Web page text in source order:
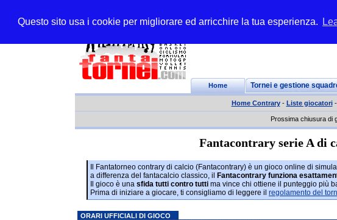
Questo sito usa i cookie per migliorare ed arricchire la tua esperienza.
Home Tornei e gestione
Home Contrary- Liste giocatori-
Prossima chiusura di
Fantacontrary serie A di
Il Fantatorneo contrary di calcio (Fantacontrary) è un gioco online di
a differenza del fantacalcio classico, il
Fantacontrary funziona
Il gioco è una sfida tutti contro tutti ma vince chi ottiene il punteggio più
Prima di iniziare a giocare, ti consigliamo di leggere il regolamento del
ORARI UFFICIALI DI GIOCO